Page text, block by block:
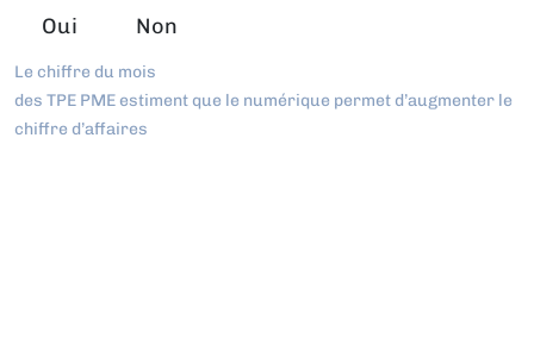
Oui Non
Le chiffre du mois
des TPE PME estiment que le numérique permet d’augmenter le
chiffre d’affaires